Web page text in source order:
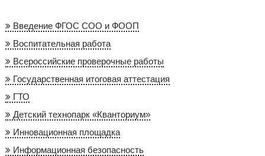
Введение ФГОС СОО и ФООП
Воспитательная работа
Всероссийские проверочные работы
Государственная итоговая аттестация
ГТО
Детский технопарк «Кванториум»
Инновационная площадка
Информационная безопасность